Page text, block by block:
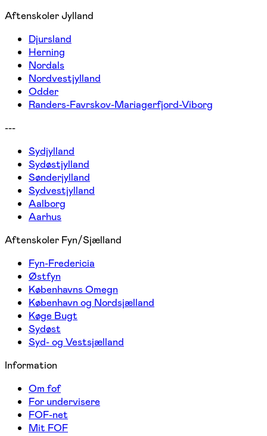
Aftenskoler Jylland
Djursland
Herning
Nordals
Nordvestjylland
Odder
Randers-Favrskov-Mariagerfjord-Viborg
---
Sydjylland
Sydøstjylland
Sønderjylland
Sydvestjylland
Aalborg
Aarhus
Aftenskoler Fyn/Sjælland
Fyn-Fredericia
Østfyn
Københavns Omegn
København og Nordsjælland
Køge Bugt
Sydøst
Syd- og Vestsjælland
Information
Om fof
For undervisere
FOF-net
Mit FOF